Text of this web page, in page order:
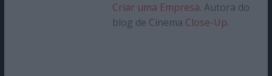
Criar uma Empresa. Autora do
blog de Cinema Close-Up.